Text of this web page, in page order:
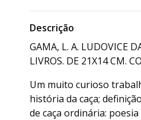
Descrição
GAMA, L. A. LUDOVICE
LIVROS. DE 21X14 CM.
Um muito curioso
história da caça;
de caça ordinária: